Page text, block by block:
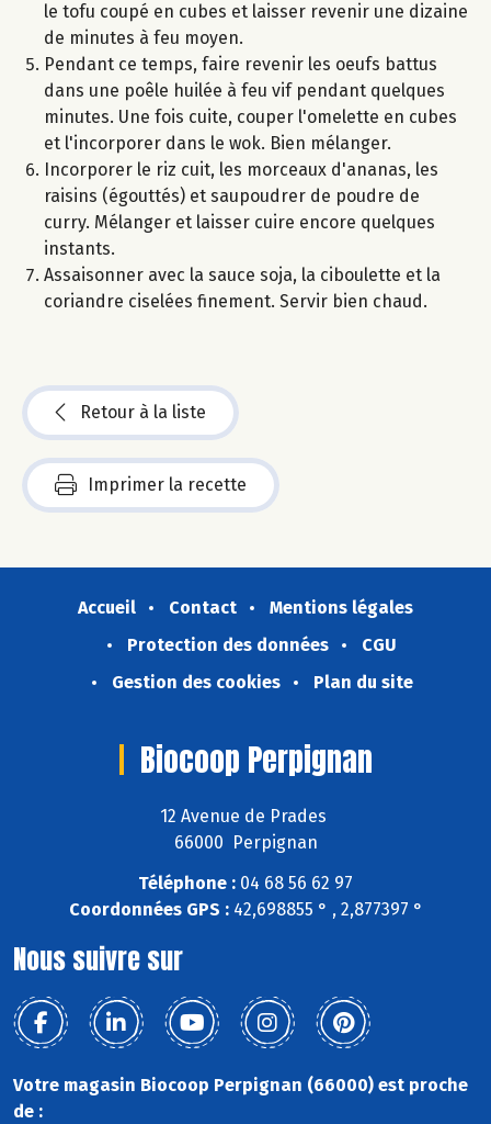
le tofu coupé en cubes et laisser revenir une dizaine
de minutes à feu moyen.
Pendant ce temps, faire revenir les oeufs battus
dans une poêle huilée à feu vif pendant quelques
minutes. Une fois cuite, couper l'omelette en cubes
et l'incorporer dans le wok. Bien mélanger.
Incorporer le riz cuit, les morceaux d'ananas, les
raisins (égouttés) et saupoudrer de poudre de
curry. Mélanger et laisser cuire encore quelques
instants.
Assaisonner avec la sauce soja, la ciboulette et la
coriandre ciselées finement. Servir bien chaud.
Retour à la liste
Imprimer la recette
Accueil Contact
Mentions légales
Protection des données
CGU
Gestion des cookies
Plan du site
Biocoop Perpignan
12 Avenue de Prades
66000 Perpignan
Téléphone : 04 68 56 62 97
Coordonnées GPS :42,698855 ° , 2,877397 °
Nous suivre sur
Votre magasin Biocoop Perpignan (66000) est proche
de :